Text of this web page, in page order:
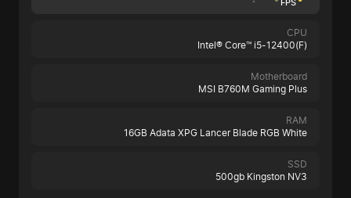
FPS
CPU
Intel® Core™ i5-12400(F)
Motherboard
MSI B760M Gaming Plus
RAM
16GB Adata XPG Lancer Blade RGB White
SSD
500gb Kingston NV3